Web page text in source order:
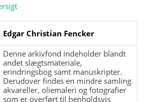
Edgar Christian Fencker
Denne arkivfond indeholder blandt
andet slægtsmateriale,
erindringsbog samt manuskripter.
Derudover findes en mindre samling
akvareller, oliemaleri og fotografier
som er overført til henholdsvis